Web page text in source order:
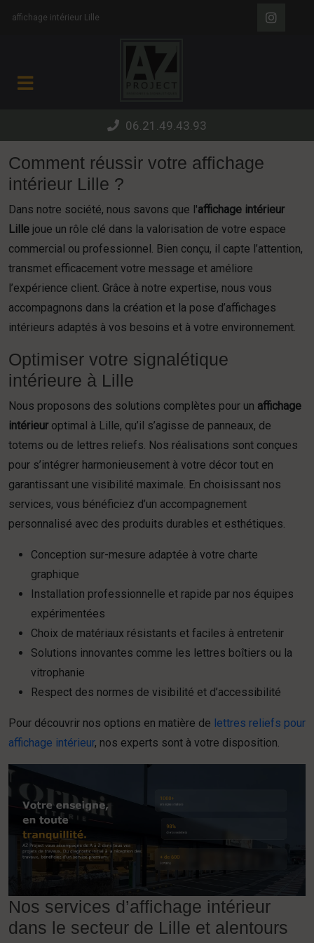
affichage intérieur Lille
06.21.49.43.93
Comment réussir votre affichage
intérieur Lille ?
Dans notre société, nous savons que l'affichage intérieur
Lille joue un rôle clé dans la valorisation de votre espace
commercial ou professionnel. Bien conçu, il capte l’attention,
transmet efficacement votre message et améliore
l’expérience client. Grâce à notre expertise, nous vous
accompagnons dans la création et la pose d’affichages
intérieurs adaptés à vos besoins et à votre environnement.
Optimiser votre signalétique
intérieure à Lille
Nous proposons des solutions complètes pour un affichage
intérieuroptimal à Lille, qu’il s’agisse de panneaux, de
totems ou de lettres reliefs. Nos réalisations sont conçues
pour s’intégrer harmonieusement à votre décor tout en
garantissant une visibilité maximale. En choisissant nos
services, vous bénéficiez d’un accompagnement
personnalisé avec des produits durables et esthétiques.
Conception sur-mesure adaptée à votre charte
graphique
Installation professionnelle et rapide par nos équipes
expérimentées
Choix de matériaux résistants et faciles à entretenir
Solutions innovantes comme les lettres boîtiers ou la
vitrophanie
Respect des normes de visibilité et d’accessibilité
Pour découvrir nos options en matière de lettres reliefs pour
affichage intérieur, nos experts sont à votre disposition.
Nos services d’affichage intérieur
dans le secteur de Lille et alentours